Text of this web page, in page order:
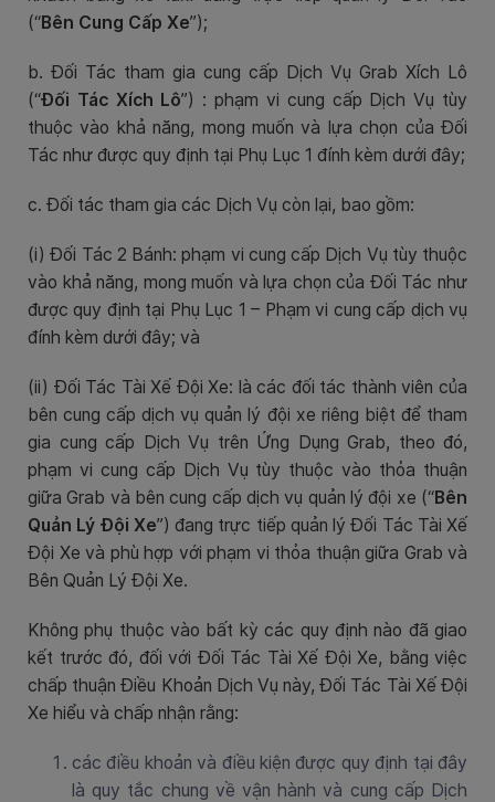
(“Bên Cung Cấp Xe”);
b. Đối Tác tham gia cung cấp Dịch Vụ Grab Xích Lô
(“Đối Tác Xích Lô”) : phạm vi cung cấp Dịch Vụ tùy
thuộc vào khả năng, mong muốn và lựa chọn của Đối
Tác như được quy định tại Phụ Lục 1 đính kèm dưới đây;
c. Đối tác tham gia các Dịch Vụ còn lại, bao gồm:
(i) Đối Tác 2 Bánh: phạm vi cung cấp Dịch Vụ tùy thuộc
vào khả năng, mong muốn và lựa chọn của Đối Tác như
được quy định tại Phụ Lục 1 – Phạm vi cung cấp dịch vụ
đính kèm dưới đây; và
(ii) Đối Tác Tài Xế Đội Xe: là các đối tác thành viên của
bên cung cấp dịch vụ quản lý đội xe riêng biệt để tham
gia cung cấp Dịch Vụ trên Ứng Dụng Grab, theo đó,
phạm vi cung cấp Dịch Vụ tùy thuộc vào thỏa thuận
giữa Grab và bên cung cấp dịch vụ quản lý đội xe (“Bên
Quản Lý Đội Xe”) đang trực tiếp quản lý Đối Tác Tài Xế
Đội Xe và phù hợp với phạm vi thỏa thuận giữa Grab và
Bên Quản Lý Đội Xe.
Không phụ thuộc vào bất kỳ các quy định nào đã giao
kết trước đó, đối với Đối Tác Tài Xế Đội Xe, bằng việc
chấp thuận Điều Khoản Dịch Vụ này, Đối Tác Tài Xế Đội
Xe hiểu và chấp nhận rằng:
các điều khoản và điều kiện được quy định tại đây
là quy tắc chung về vận hành và cung cấp Dịch